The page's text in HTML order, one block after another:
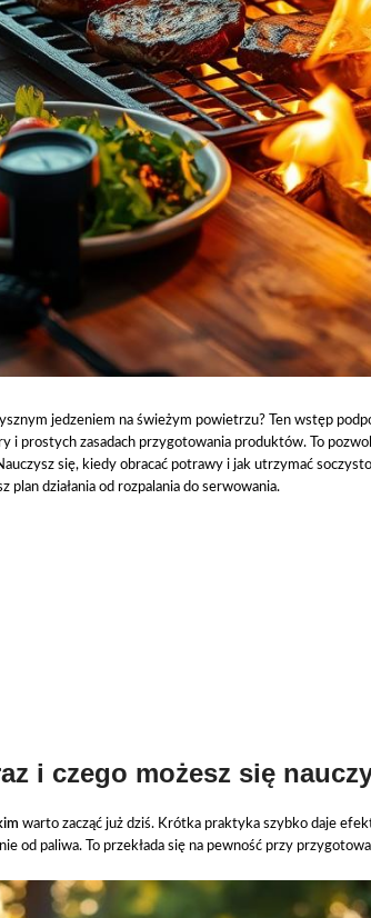
jedzeniem na świeżym powietrzu? Ten wstęp
zasadach przygotowania produktów. To
się, kiedy obracać potrawy i jak utrzymać
działania od rozpalania do serwowania.
i czego możesz się
warto zacząć już dziś. Krótka praktyka szybko daje
od paliwa. To przekłada się na pewność przy